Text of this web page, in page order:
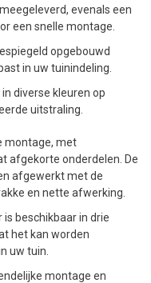
evenals een
een snelle montage.
opgebouwd
in uw tuinindeling.
diverse kleuren op
uitstraling.
montage, met
afgekorte onderdelen. De
afgewerkt met de
en nette afwerking.
beschikbaar in drie
het kan worden
uw tuin.
montage en